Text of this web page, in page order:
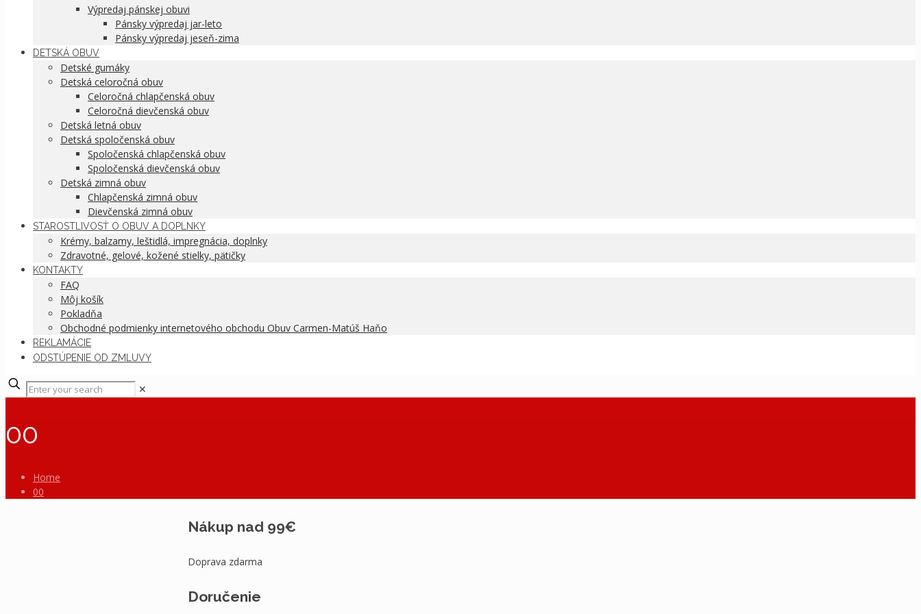
Výpredaj pánskej obuvi
Pánsky výpredaj jar-leto
Pánsky výpredaj jeseň-zima
DETSKÁ OBUV
Detské gumáky
Detská celoročná obuv
Celoročná chlapčenská obuv
Celoročná dievčenská obuv
Detská letná obuv
Detská spoločenská obuv
Spoločenská chlapčenská obuv
Spoločenská dievčenská obuv
Detská zimná obuv
Chlapčenská zimná obuv
Dievčenská zimná obuv
STAROSTLIVOSŤ O OBUV A DOPLNKY
Krémy, balzamy, leštidlá, impregnácia, doplnky
Zdravotné, gelové, kožené stielky, pätičky
KONTAKTY
FAQ
Môj košík
Pokladňa
Obchodné podmienky internetového obchodu Obuv Carmen-Matúš Haňo
REKLAMÁCIE
ODSTÚPENIE OD ZMLUVY
✕
00
Home
00
Nákup nad 99€
Doprava zdarma
Doručenie